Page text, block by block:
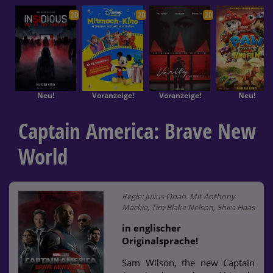
2D
Neu!
2D
Voranzeige!
2D
Voranzeige! Neu!
Captain America: Brave New
World
Regie: Julius Onah. Mit Anthony
Mackie, Tim Blake Nelson, Shira Haas
in englischer
Originalsprache!
Sam Wilson, the new Captain